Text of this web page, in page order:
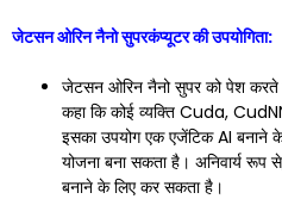
जेटसन ओरिन नैनो सुपरकंप्यूटर की उपयोगिता:
जेटसन ओरिन नैनो सुपर को पेश
कहा कि कोई व्यक्ति Cuda,
इसका उपयोग एक एजेंटिक AI बनाने
योजना बना सकता है। अनिवार्य रूप
बनाने के लिए कर सकता है।